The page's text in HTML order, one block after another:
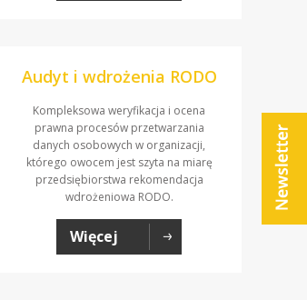
Audyt i wdrożenia RODO
Kompleksowa weryfikacja i ocena
prawna procesów przetwarzania
danych osobowych w organizacji,
którego owocem jest szyta na miarę
przedsiębiorstwa rekomendacja
wdrożeniowa RODO.
Więcej